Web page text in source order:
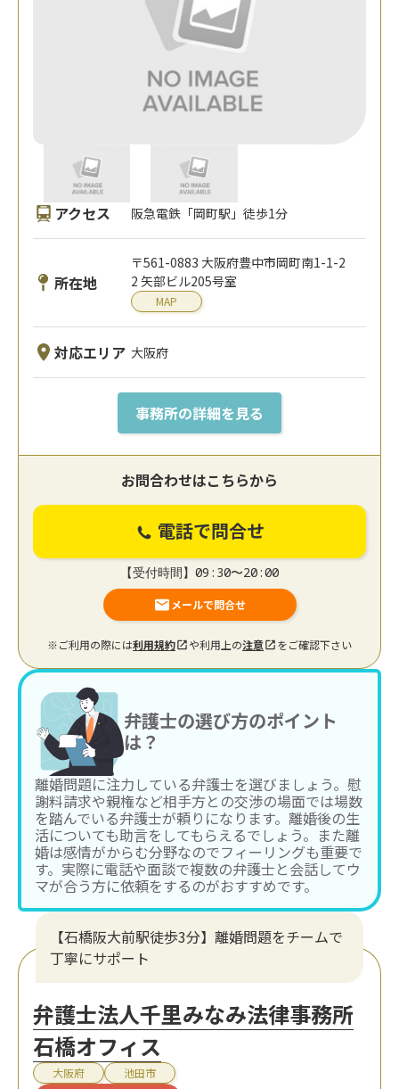
アクセス 阪急電鉄「岡町駅」徒歩1分
所在地
〒561-0883 大阪府豊中市岡町南1-1-2
2 矢部ビル205号室
MAP
対応エリア 大阪府
事務所の詳細を見る
お問合わせはこちらから
電話で問合せ
【受付時間】09:30〜20:00
メールで問合せ
※ご利用の際には利用規約 や利用上の注意 をご確認下さい
弁護士の選び方のポイント
は？
離婚問題に注力している弁護士を選びましょう。慰
謝料請求や親権など相手方との交渉の場面では場数
を踏んでいる弁護士が頼りになります。離婚後の生
活についても助言をしてもらえるでしょう。また離
婚は感情がからむ分野なのでフィーリングも重要で
す。実際に電話や面談で複数の弁護士と会話してウ
マが合う方に依頼をするのがおすすめです。
【石橋阪大前駅徒歩3分】離婚問題をチームで
丁寧にサポート
弁護士法人千里みなみ法律事務所
石橋オフィス
大阪府 池田市